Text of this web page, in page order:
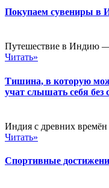
Покупаем сувениры в
Путешествие в Индию —
Читать»
Тишина, в которую
учат слышать себя без
Индия с древних
Читать»
Спортивные